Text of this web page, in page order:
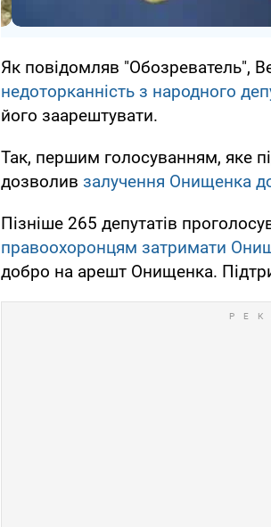
Як повідомляв "Обозреватель",
недоторканність з народного
його заарештувати.
Так, першим голосуванням, яке
дозволив залучення Онищенка
Пізніше 265 депутатів
правоохоронцям затримати
добро на арешт Онищенка.